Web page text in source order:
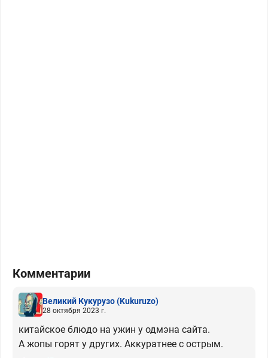
Комментарии
Великий Кукурузо(Kukuruzo)
28 октября 2023 г.
китайское блюдо на ужин у одмэна сайта.
А жопы горят у других. Аккуратнее с острым.